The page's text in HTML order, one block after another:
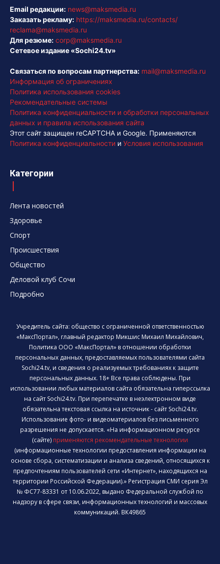
Email редакции: news@maksmedia.ru
Заказать рекламу: https://maksmedia.ru/contacts/
reclama@maksmedia.ru
Для резюме: corp@maksmedia.ru
Сетевое издание «Sochi24.tv»
Связаться по вопросам партнерства: mail@maksmedia.ru
Информация об ограничениях
Политика использования cookies
Рекомендательные системы
Политика конфиденциальности и обработки персональных
данных и правила использования сайта
Этот сайт защищен reCAPTCHA и Google. Применяются
Политика конфиденциальности и Условия использования
Категории
Лента новостей
Здоровье
Спорт
Происшествия
Общество
Деловой клуб Сочи
Подробно
Учредитель сайта: общество с ограниченной ответственностью
«МаксПортал», главный редактор Микшис Михаил Михайлович,
Политика ООО «МаксПортал» в отношении обработки
персональных данных, предоставляемых пользователями сайта
Sochi24.tv, и сведения о реализуемых требованиях к защите
персональных данных. 18+ Все права соблюдены. При
использовании любых материалов сайта обязательна гиперссылка
на сайт Sochi24.tv. При перепечатке в неэлектронном виде
обязательна текстовая ссылка на источник - сайт Sochi24.tv.
Использование фото- и видеоматериалов без письменного
разрешения не допускается. «На информационном ресурсе
(сайте) применяются рекомендательные технологии
(информационные технологии предоставления информации на
основе сбора, систематизации и анализа сведений, относящихся к
предпочтениям пользователей сети «Интернет», находящихся на
территории Российской Федерации).» Регистрация СМИ серия Эл
№ ФС77-83331 от 10.06.2022, выдано Федеральной службой по
надзору в сфере связи, информационных технологий и массовых
коммуникаций. ВК49865